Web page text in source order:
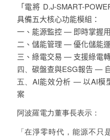
「電將 D.J-SMART-
具備五大核心功能模組：
一、 能源監控— 即時掌握
二、 儲能管理 —優化儲能
三、 綠電交易 — 支援綠電
四、 碳盤查與ESG報告 —
五、 AI能效分析 —以AI模
案
阿波羅電力董事長表示：
「在淨零時代，能源不